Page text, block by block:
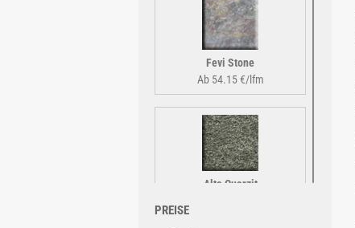
Fevi Stone
Ab 54.15 €/lfm
Alta Quarzit
PREISE